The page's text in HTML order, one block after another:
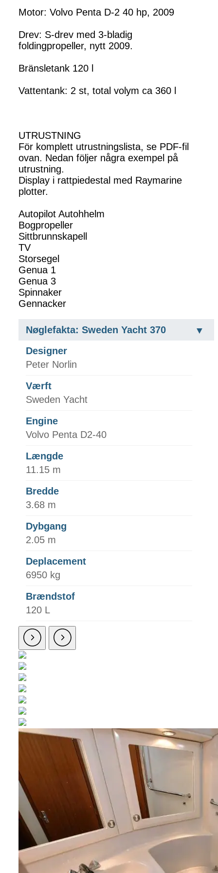
Motor: Volvo Penta D-2 40 hp, 2009
Drev: S-drev med 3-bladig
foldingpropeller, nytt 2009.
Bränsletank 120 l
Vattentank: 2 st, total volym ca 360 l
UTRUSTNING
För komplett utrustningslista, se PDF-fil
ovan. Nedan följer några exempel på
utrustning.
Display i rattpiedestal med Raymarine
plotter.
Autopilot Autohhelm
Bogpropeller
Sittbrunnskapell
TV
Storsegel
Genua 1
Genua 3
Spinnaker
Gennacker
Nøglefakta: Sweden Yacht 370
Designer
Peter Norlin
Værft
Sweden Yacht
Engine
Volvo Penta D2-40
Længde
11.15 m
Bredde
3.68 m
Dybgang
2.05 m
Deplacement
6950 kg
Brændstof
120 L